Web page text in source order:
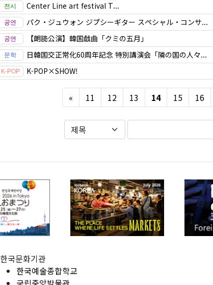
Center Line art festival T...
パク・ジュウォン ジプシーギター スペシャル・コンサ...
【朗読公演】韓国戯曲「クミの五月」
日韓国交正常化60周年記念 特別講演会「隣の国の人々...
K-POP×SHOW!
« Previous
11 12 13 14 15 16
한국문화기관
한국예술종합학교